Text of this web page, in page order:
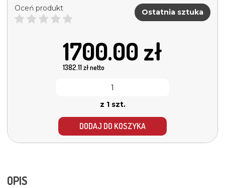
Oceń produkt Ostatnia sztuka
1700.00 zł
1382.11zł netto
z 1 szt.
DODAJ DO KOSZYKA
OPIS